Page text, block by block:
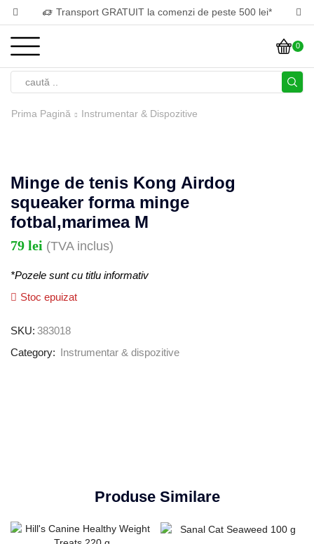
Transport GRATUIT la comenzi de peste 500 lei*
0
Prima Pagină Instrumentar & Dispozitive
Minge de tenis Kong Airdog
squeaker forma minge
fotbal,marimea M
79 lei (TVA inclus)
*Pozele sunt cu titlu informativ
Stoc epuizat
SKU: 383018
Category:
Instrumentar & dispozitive
Produse Similare